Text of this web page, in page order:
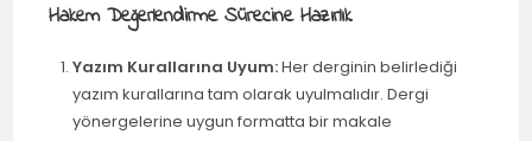
Hakem Değerlendirme Sürecine Hazırlık
Yazım Kurallarına Uyum:Her derginin belirlediği
yazım kurallarına tam olarak uyulmalıdır. Dergi
yönergelerine uygun formatta bir makale